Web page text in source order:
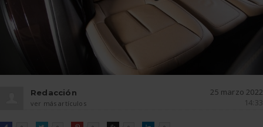
Redacción
ver más artículos
25 marzo 2022
14:33